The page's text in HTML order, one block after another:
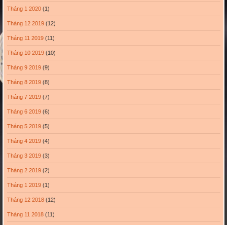
Tháng 1 2020(1)
Tháng 12 2019(12)
Tháng 11 2019(11)
Tháng 10 2019(10)
Tháng 9 2019(9)
Tháng 8 2019(8)
Tháng 7 2019(7)
Tháng 6 2019(6)
Tháng 5 2019(5)
Tháng 4 2019(4)
Tháng 3 2019(3)
Tháng 2 2019(2)
Tháng 1 2019(1)
Tháng 12 2018(12)
Tháng 11 2018(11)